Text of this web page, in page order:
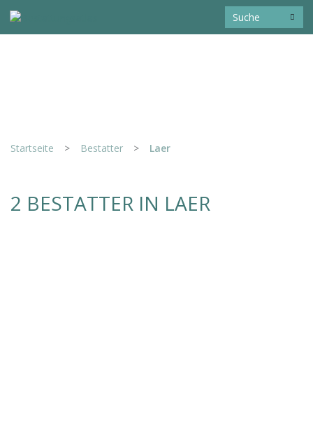
Startseite > Bestatter > Laer
2 BESTATTER IN LAER